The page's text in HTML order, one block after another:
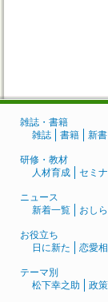
雑誌・書籍
雑誌
書籍 新書
研修・教材
人材育成
セミ
ニュース
新着一覧
おし
お役立ち
日に新た
恋愛
テーマ別
松下幸之助
政